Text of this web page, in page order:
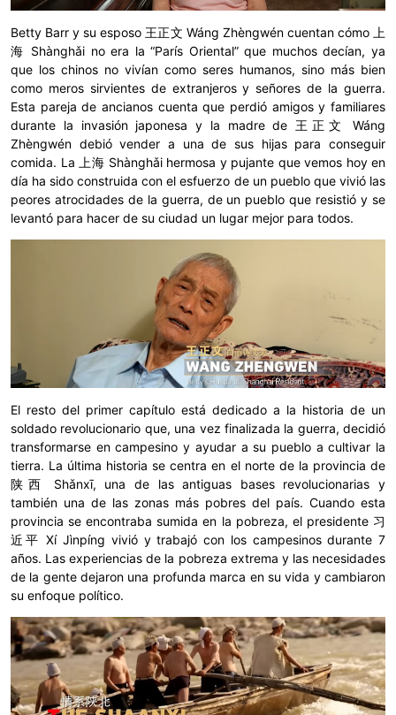
Betty Barr y su esposo 王正文 Wáng Zhèngwén cuentan cómo 上
海 Shànghǎi no era la “París Oriental” que muchos decían, ya
que los chinos no vivían como seres humanos, sino más bien
como meros sirvientes de extranjeros y señores de la guerra.
Esta pareja de ancianos cuenta que perdió amigos y familiares
durante la invasión japonesa y la madre de 王正文 Wáng
Zhèngwén debió vender a una de sus hijas para conseguir
comida. La 上海 Shànghǎi hermosa y pujante que vemos hoy en
día ha sido construida con el esfuerzo de un pueblo que vivió las
peores atrocidades de la guerra, de un pueblo que resistió y se
levantó para hacer de su ciudad un lugar mejor para todos.
El resto del primer capítulo está dedicado a la historia de un
soldado revolucionario que, una vez finalizada la guerra, decidió
transformarse en campesino y ayudar a su pueblo a cultivar la
tierra. La última historia se centra en el norte de la provincia de
陕西 Shǎnxī, una de las antiguas bases revolucionarias y
también una de las zonas más pobres del país. Cuando esta
provincia se encontraba sumida en la pobreza, el presidente 习
近平 Xí Jìnpíng vivió y trabajó con los campesinos durante 7
años. Las experiencias de la pobreza extrema y las necesidades
de la gente dejaron una profunda marca en su vida y cambiaron
su enfoque político.